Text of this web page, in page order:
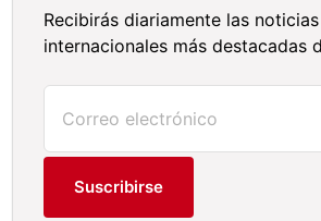
Recibirás diariamente las
internacionales más destacadas
Suscribirse